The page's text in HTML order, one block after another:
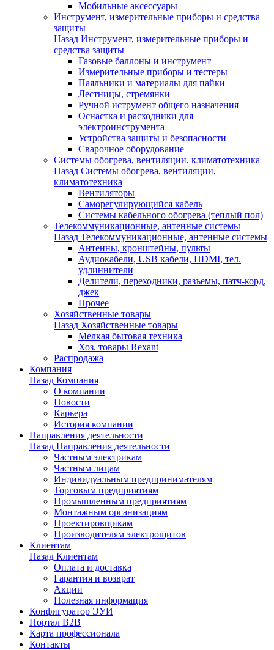
Мобильные аксессуары
Инструмент, измерительные приборы и средства
защиты
Назад Инструмент, измерительные приборы и
средства защиты
Газовые баллоны и инструмент
Измерительные приборы и тестеры
Паяльники и материалы для пайки
Лестницы, стремянки
Ручной иструмент общего назначения
Оснастка и расходники для
электроинструмента
Устройства защиты и безопасности
Сварочное оборудование
Системы обогрева, вентиляции, климатотехника
Назад Системы обогрева, вентиляции,
климатотехника
Вентиляторы
Саморегулирующийся кабель
Системы кабельного обогрева (теплый пол)
Телекоммуникационные, антенные системы
Назад Телекоммуникационные, антенные системы
Антенны, кронштейны, пульты
Аудиокабели, USB кабели, HDMI, тел.
удлиннители
Делители, переходники, разъемы, патч-корд,
джек
Прочее
Хозяйственные товары
Назад Хозяйственные товары
Мелкая бытовая техника
Хоз. товары Rexant
Распродажа
Компания
Назад Компания
О компании
Новости
Карьера
История компании
Направления деятельности
Назад Направления деятельности
Частным электрикам
Частным лицам
Индивидуальным предпринимателям
Торговым предприятиям
Промышленным предприятиям
Монтажным организациям
Проектировщикам
Производителям электрощитов
Клиентам
Назад Клиентам
Оплата и доставка
Гарантия и возврат
Акции
Полезная информация
Конфигуратор ЭУИ
Портал B2B
Карта профессионала
Контакты